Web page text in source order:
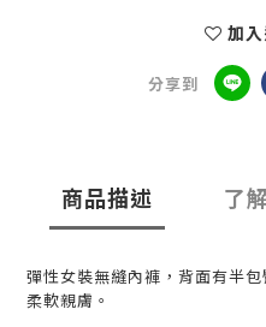
加
分享到
商品描述 了
彈性女裝無縫內褲，背面有半
柔軟親膚。